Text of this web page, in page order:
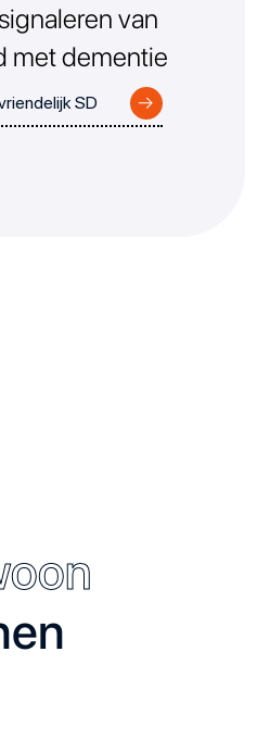
van
met dementie
SD →